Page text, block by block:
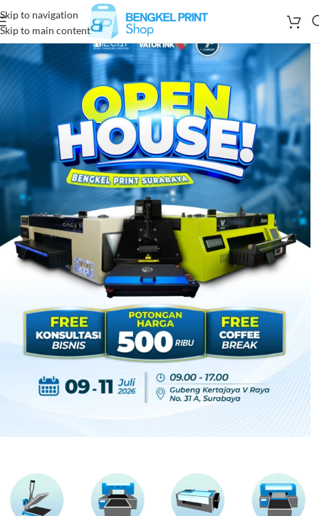
Skip to navigation
Skip to main content